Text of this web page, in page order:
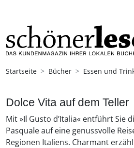
Startseite Bücher Essen und
Dolce Vita auf dem Teller
Mit »Il Gusto d’Italia« entführt Sie
Pasquale auf eine genussvolle
Regionen Italiens. Charmant